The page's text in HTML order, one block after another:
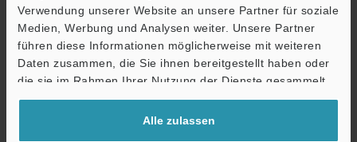
Verwendung unserer Website an unsere Partner für soziale
Medien, Werbung und Analysen weiter. Unsere Partner
führen diese Informationen möglicherweise mit weiteren
Daten zusammen, die Sie ihnen bereitgestellt haben oder
die sie im Rahmen Ihrer Nutzung der Dienste gesammelt
haben.
Alle zulassen
Weiter
Datenschutz ist uns wichtig - Ihre Daten werden niemals
weitergegeben.